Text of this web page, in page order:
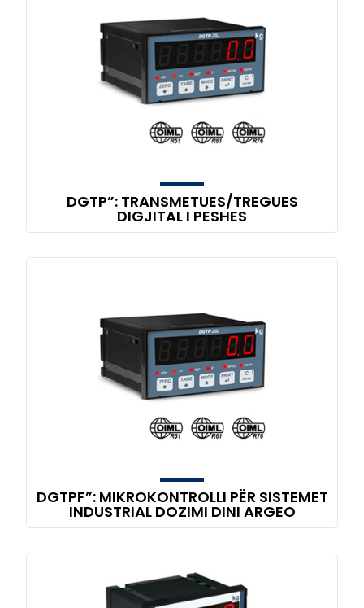
DGTP”: TRANSMETUES/TREGUES
DIGJITAL I PESHES
DGTPF”: MIKROKONTROLLI PËR SISTEMET
INDUSTRIAL DOZIMI DINI ARGEO